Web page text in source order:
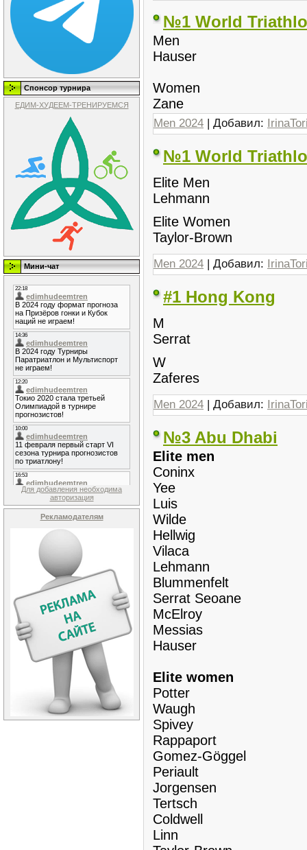
Спонсор турнира
ЕДИМ-ХУДЕЕМ-ТРЕНИРУЕМСЯ
Мини-чат
Для добавления необходима
авторизация
Рекламодателям
№1 World
Men
Hauser
Women
Zane
Men 2024 | Добавил:
№1 World
Elite Men
Lehmann
Elite Women
Taylor-Brown
Men 2024 | Добавил:
#1 Hong Kong
M
Serrat
W
Zaferes
Men 2024 | Добавил:
№3 Abu Dhabi
Elite men
Coninx
Yee
Luis
Wilde
Hellwig
Vilaca
Lehmann
Blummenfelt
Serrat Seoane
McElroy
Messias
Hauser
Elite women
Potter
Waugh
Spivey
Rappaport
Gomez-Göggel
Periault
Jorgensen
Tertsch
Coldwell
Linn